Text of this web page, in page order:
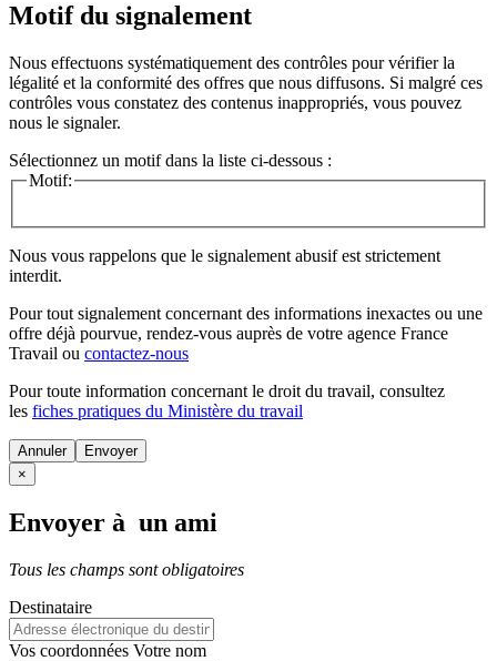
Motif du signalement
Nous effectuons systématiquement des contrôles pour vérifier la
légalité et la conformité des offres que nous diffusons. Si malgré ces
contrôles vous constatez des contenus inappropriés, vous pouvez
nous le signaler.
Sélectionnez un motif dans la liste ci-dessous :
Motif:
Nous vous rappelons que le signalement abusif est strictement
interdit.
Pour tout signalement concernant des informations inexactes ou une
offre déjà pourvue, rendez-vous auprès de votre agence France
Travail ou contactez-nous
Pour toute information concernant le droit du travail, consultez
les fiches pratiques du Ministère du travail
Annuler
×
Envoyer à un ami
Tous les champs sont obligatoires
Destinataire
Vos coordonnées Votre nom